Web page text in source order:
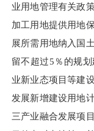
业用地管理有关政
加工用地提供用地
展所需用地纳入国
留不超过5％的规
业新业态项目等建
发展新增建设用地
三产业融合发展项